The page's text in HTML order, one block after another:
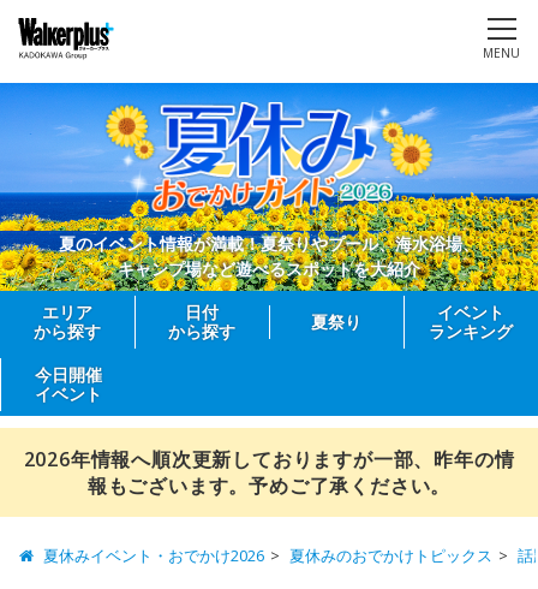
MENU
夏のイベント情報が満載！夏祭りやプール、海水浴場、
キャンプ場など遊べるスポットを大紹介
エリア
から探す
日付
から探す
夏祭り
イベント
ランキング
今日開催
イベント
2026年情報へ順次更新しておりますが一部、昨年の情
報もございます。予めご了承ください。
夏休みイベント・おでかけ2026 夏休みのおでかけトピックス 話